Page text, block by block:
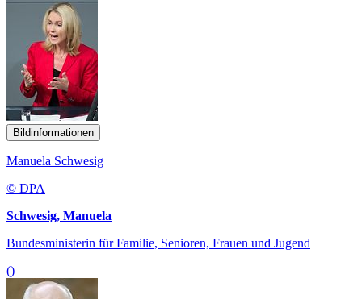
Bildinformationen
Manuela Schwesig
© DPA
Schwesig, Manuela
Bundesministerin für Familie, Senioren, Frauen und Jugend
()